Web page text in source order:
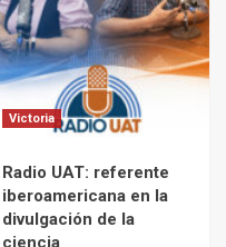
Victoria
Radio UAT: referente
iberoamericana en la
divulgación de la
ciencia